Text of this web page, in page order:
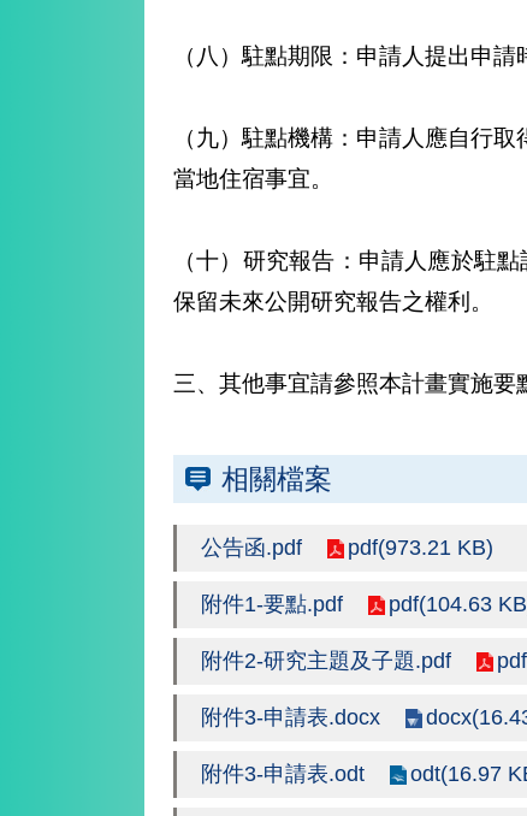
（八）駐點期限：申請人提出申
（九）駐點機構：申請人應自行
當地住宿事宜。
（十）研究報告：申請人應於駐
保留未來公開研究報告之權利。
三、其他事宜請參照本計畫實施要
相關檔案
公告函.pdf pdf(973.21 KB)
附件1-要點.pdf pdf(104.63
附件2-研究主題及子題.pdf
附件3-申請表.docx
附件3-申請表.odt odt(16.97